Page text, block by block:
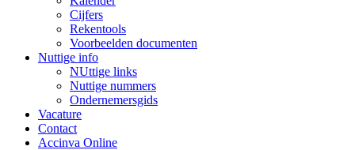
Cijfers
Rekentools
Voorbeelden documenten
Nuttige info
NUttige links
Nuttige nummers
Ondernemersgids
Vacature
Contact
Accinva Online